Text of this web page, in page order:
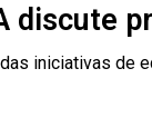
discute
iniciativas de